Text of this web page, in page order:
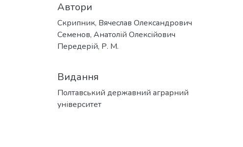
Автори
Скрипник, Вячеслав Олександрович
Семенов, Анатолій Олексійович
Передерій, Р. М.
Видання
Полтавський державний аграрний
університет